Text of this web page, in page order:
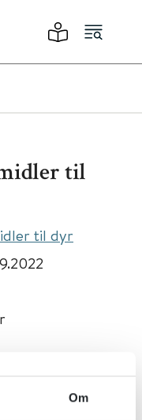
Om
til
til dyr